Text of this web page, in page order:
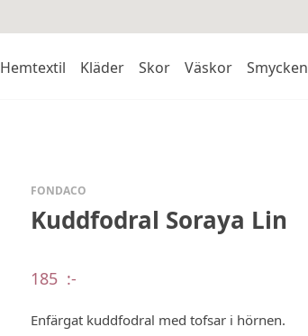
Hemtextil Kläder Skor Väskor Smycken
FONDACO
Kuddfodral Soraya Lin
185 :-
Enfärgat kuddfodral med tofsar i hörnen.